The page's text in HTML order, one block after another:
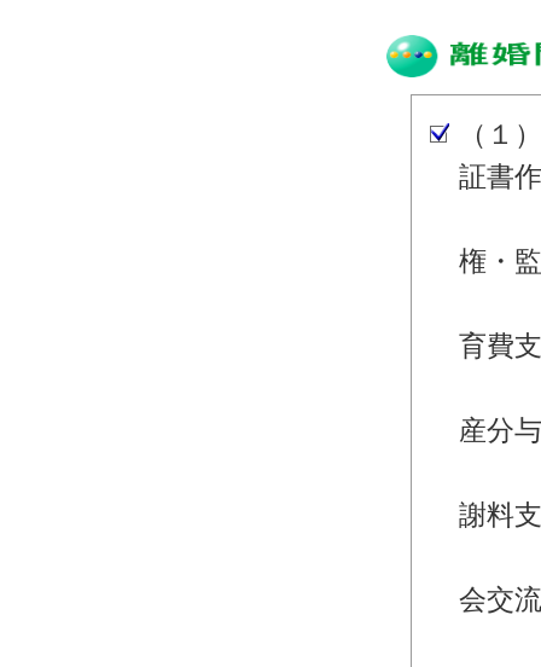
（１
証書
権・
育費
産分
謝料
会交流